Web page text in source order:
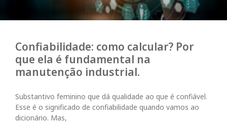
Confiabilidade: como calcular? Por
que ela é fundamental na
manutenção industrial.
Substantivo feminino que dá qualidade ao que é confiável.
Esse é o significado de confiabilidade quando vamos ao
dicionário. Mas,